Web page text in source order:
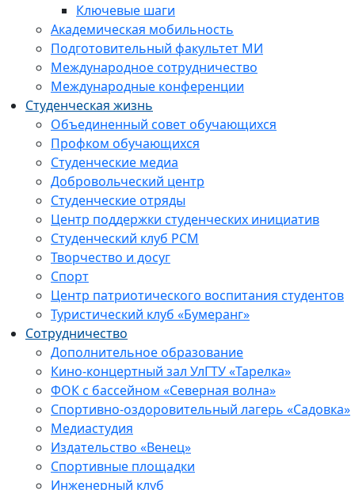
Ключевые шаги
Академическая мобильность
Подготовительный факультет МИ
Международное сотрудничество
Международные конференции
Студенческая жизнь
Объединенный совет обучающихся
Профком обучающихся
Студенческие медиа
Добровольческий центр
Студенческие отряды
Центр поддержки студенческих инициатив
Студенческий клуб РСМ
Творчество и досуг
Спорт
Центр патриотического воспитания студентов
Туристический клуб «Бумеранг»
Сотрудничество
Дополнительное образование
Кино-концертный зал УлГТУ «Тарелка»
ФОК с бассейном «Северная волна»
Спортивно-оздоровительный лагерь «Садовка»
Медиастудия
Издательство «Венец»
Спортивные площадки
Инженерный клуб